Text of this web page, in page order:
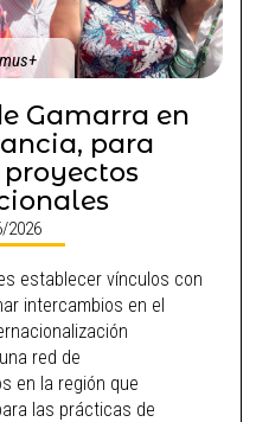
Gamarra en
para
2026
establecer vínculos con
intercambios en el
red de
en la región que
las prácticas de